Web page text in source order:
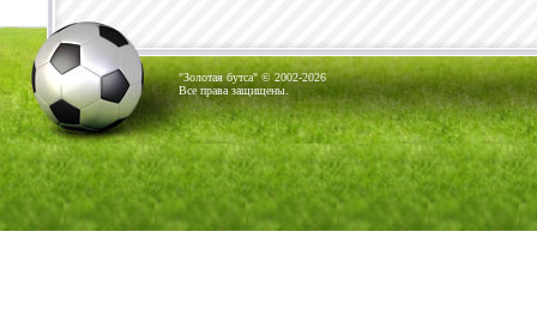
"Золотая бутса" © 2002-2026
Все права защищены.